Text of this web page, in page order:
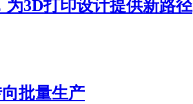
3D打印设计提供新路径
批量生产